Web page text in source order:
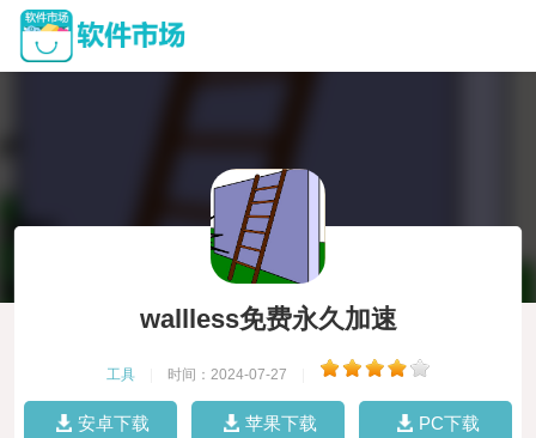
wallless免费永久加速
工具 时间：2024-07-27
安卓下载 苹果下载 PC下载